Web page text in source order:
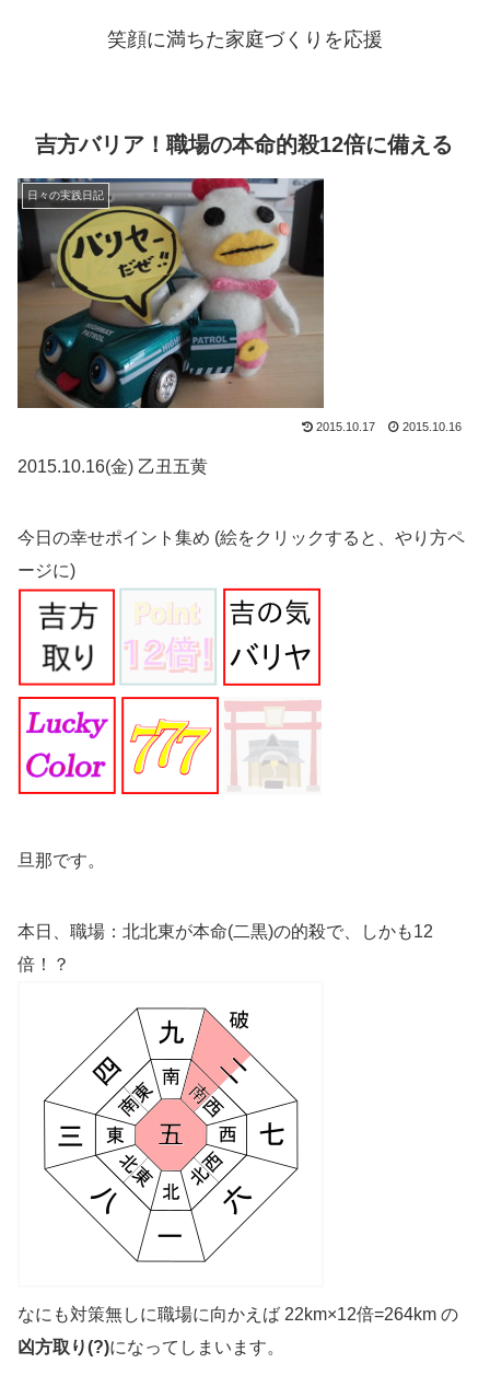
笑顔に満ちた家庭づくりを応援
吉方バリア！職場の本命的殺12倍に備える
日々の実践日記
2015.10.17 2015.10.16
2015.10.16(金) 乙丑五黄
今日の幸せポイント集め (絵をクリックすると、やり方ペ
ージに)
旦那です。
本日、職場：北北東が本命(二黒)の的殺で、しかも12
倍！？
なにも対策無しに職場に向かえば 22km×12倍=264km の
凶方取り(?)になってしまいます。